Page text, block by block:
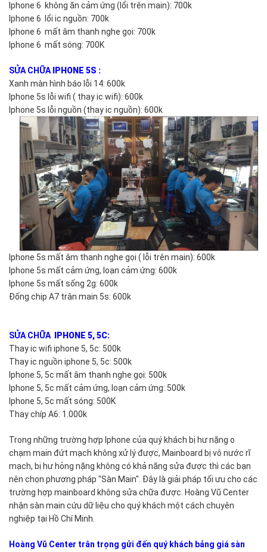
Iphone 6 không ăn cảm ứng (lổi trên main): 700k
Iphone 6 lổi ic nguồn: 700k
Iphone 6 mất âm thanh nghe gọi: 700k
Iphone 6 mất sóng: 700K
SỬA CHỮA
IPHONE 5S :
Xanh màn hình báo lỗi 14: 600k
Iphone 5s lỗi wifi ( thay ic wifi): 600k
Iphone 5s lỗi nguồn (thay ic nguồn): 600k
Iphone 5s mất âm thanh nghe gọi ( lỗi trên main): 600k
Iphone 5s mất cảm ứng, loạn cảm ứng: 600k
Iphone 5s mất sống 2g: 600k
Đống chip A7 trân main 5s: 600k
SỬA CHỮA
IPHONE 5, 5C:
Thay ic wifi iphone 5, 5c: 500k
Thay ic nguồn iphone 5, 5c: 500k
Iphone 5, 5c mất âm thanh nghe gọi: 500k
Iphone 5, 5c mất cảm ứng, loạn cảm ứng: 500k
Iphone 5, 5c mất sóng: 500K
Thay chíp A6: 1.000k
Trong những trường hợp Iphone của quý khách bị hư nặng o
chạm main đứt mạch không xử lý được, Mainboard bị vô nước rĩ
mạch, bị hư hỏng nặng không có khả năng sửa được thì các bạn
nên chọn phương pháp "Sàn Main". Đây là giải pháp tối ưu cho các
trường hợp mainboard không sửa chữa được. Hoàng Vũ Center
nhận sàn main cứu dữ liệu cho quý khách một cách chuyên
nghiệp tại Hồ Chí Minh.
Hoàng Vũ Center trân trọng gửi đến quý khách bảng giá sàn